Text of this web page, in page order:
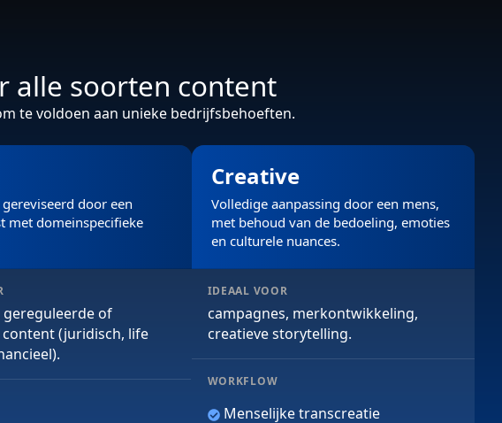
alle soorten content
te voldoen aan unieke bedrijfsbehoeften.
door een
met domeinspecifieke
gereguleerde of
(juridisch, life
Creative
Volledige aanpassing door een mens,
met behoud van de bedoeling, emoties
en culturele nuances.
IDEAAL VOOR
campagnes, merkontwikkeling,
creatieve storytelling.
WORKFLOW
Menselijke transcreatie